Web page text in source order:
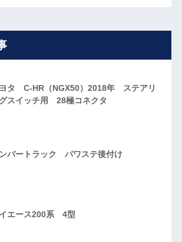
ヨタ C-HR（NGX50）2018年 ステアリ
スイッチ用 28極コネクタ
バートラック パワステ後付け
エース200系 4型